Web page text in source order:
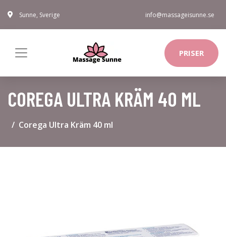
Sunne, Sverige info@massageisunne.se
PRISER
COREGA ULTRA KRÄM 40 ML
Corega Ultra Kräm 40 ml